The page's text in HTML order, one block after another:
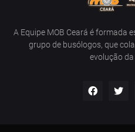
A Equipe MOB Ceará é formada
grupo de busólogos, que
evolução da